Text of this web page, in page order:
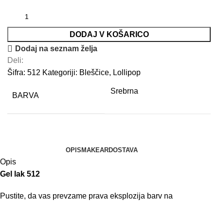
DODAJ V KOŠARICO
Dodaj na seznam želja
Deli:
Šifra: 512 Kategoriji: Bleščice, Lollipop
BARVA
Srebrna
OPIS MAKEARDOSTAVA
Opis
Gel lak 512
Pustite, da vas prevzame prava eksplozija barv na